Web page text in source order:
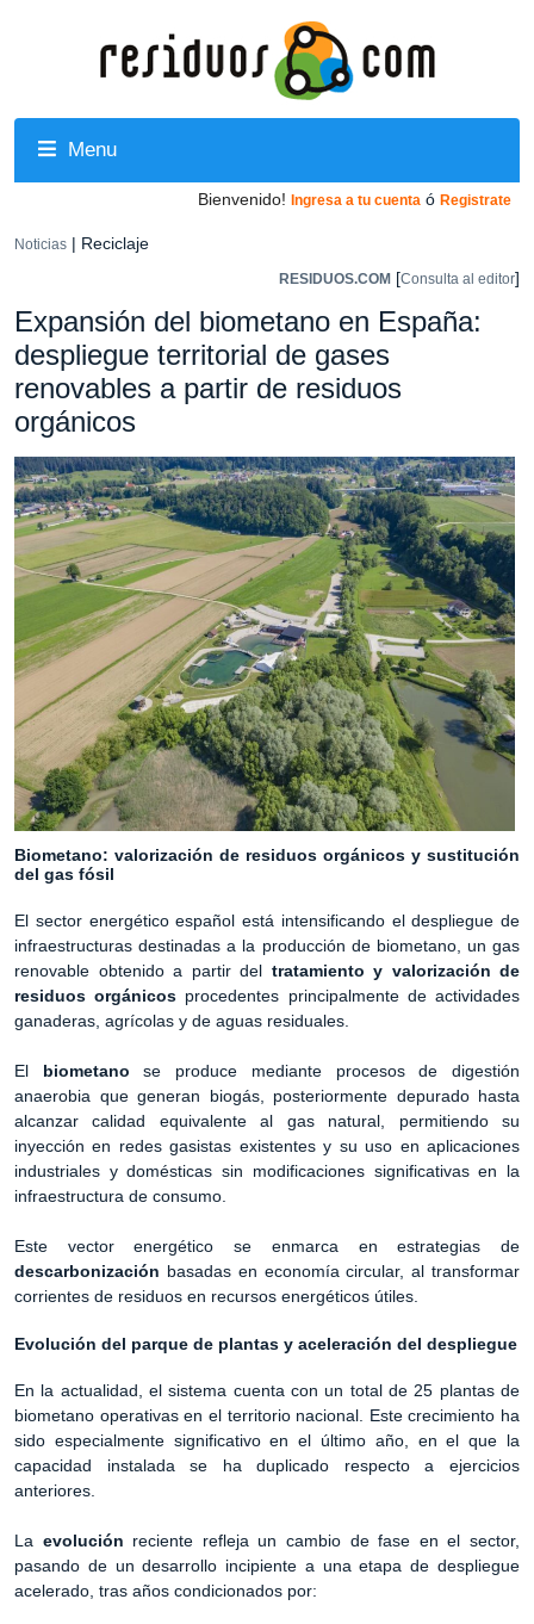
Menu
Bienvenido! Ingresa a tu cuenta ó Registrate
Noticias | Reciclaje
RESIDUOS.COM [Consulta al editor]
Expansión del biometano en España:
despliegue territorial de gases
renovables a partir de residuos
orgánicos
Biometano: valorización de residuos orgánicos y sustitución
del gas fósil
El sector energético español está intensificando el despliegue de
infraestructuras destinadas a la producción de biometano, un gas
renovable obtenido a partir del tratamiento y valorización de
residuos orgánicos procedentes principalmente de actividades
ganaderas, agrícolas y de aguas residuales.
El biometanose produce mediante procesos de digestión
anaerobia que generan biogás, posteriormente depurado hasta
alcanzar calidad equivalente al gas natural, permitiendo su
inyección en redes gasistas existentes y su uso en aplicaciones
industriales y domésticas sin modificaciones significativas en la
infraestructura de consumo.
Este vector energético se enmarca en estrategias de
descarbonización basadas en economía circular, al transformar
corrientes de residuos en recursos energéticos útiles.
Evolución del parque de plantas y aceleración del despliegue
En la actualidad, el sistema cuenta con un total de 25 plantas de
biometano operativas en el territorio nacional. Este crecimiento ha
sido especialmente significativo en el último año, en el que la
capacidad instalada se ha duplicado respecto a ejercicios
anteriores.
La evolución reciente refleja un cambio de fase en el sector,
pasando de un desarrollo incipiente a una etapa de despliegue
acelerado, tras años condicionados por: